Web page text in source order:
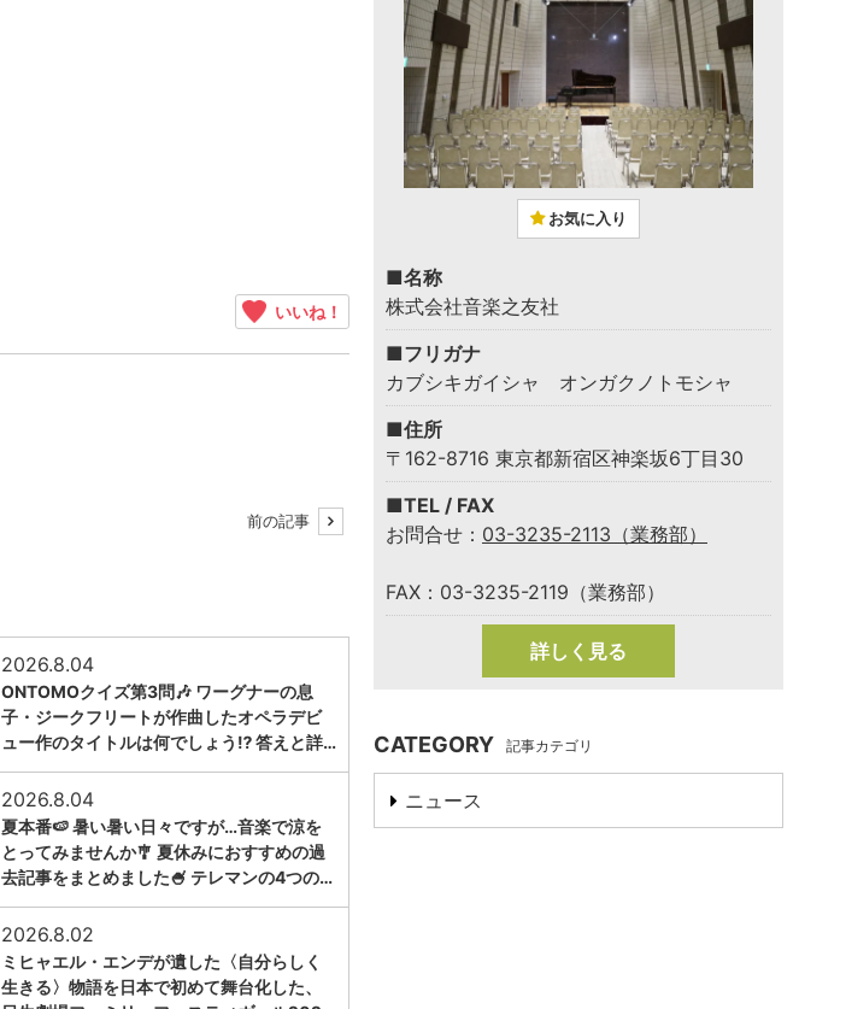
いいね！
前の記事
2026.8.04
ONTOMOクイズ第3問🎶 ワーグナーの息
子・ジークフリートが作曲したオペラデビ
ュー作のタイトルは何でしょう⁉️ 答えと詳…
2026.8.04
夏本番🍉 暑い暑い日々ですが…音楽で涼を
とってみませんか🎐 夏休みにおすすめの過
去記事をまとめました🍧 テレマンの4つの…
2026.8.02
ミヒャエル・エンデが遺した〈自分らしく
生きる〉物語を日本で初めて舞台化した、
お気に入り
■名称
株式会社音楽之友社
■フリガナ
カブシキガイシャ オンガクノトモシャ
■住所
〒162-8716 東京都新宿区神楽坂6丁目30
■TEL / FAX
お問合せ： 03-3235-2113（業務部）
FAX：03-3235-2119（業務部）
詳しく見る
CATEGORY 記事カテゴリ
ニュース